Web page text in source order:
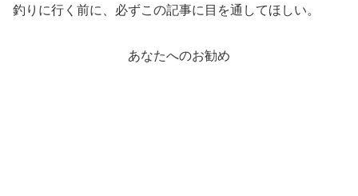
釣りに行く前に、必ずこの記事に目を通してほしい。
あなたへのお勧め